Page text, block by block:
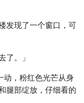
发现了一个窗口，可
了。」
动，粉红色光芒从身
腿部绽放，仔细看的